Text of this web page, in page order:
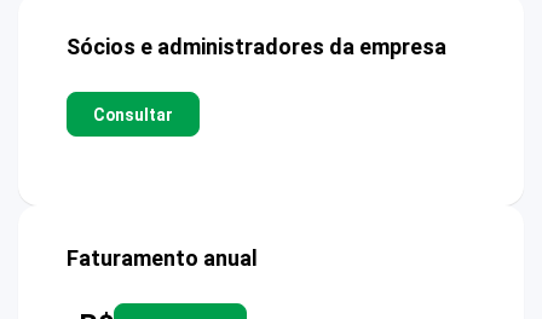
Sócios e administradores da empresa
Consultar
Faturamento anual